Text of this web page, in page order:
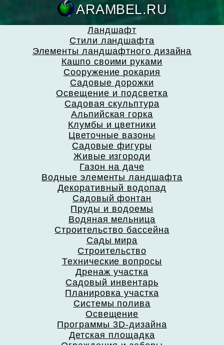
Ландшафт
Стили ландшафта
Элементы ландшафтного дизайна
Кашпо своими руками
Сооружение рокария
Садовые дорожки
Освещение и подсветка
Садовая скульптура
Альпийская горка
Клумбы и цветники
Цветочные вазоны
Садовые фигуры
Живые изгороди
Газон на даче
Водные элементы ландшафта
Декоративный водопад
Садовый фонтан
Пруды и водоемы
Водяная мельница
Строительство бассейна
Сады мира
Строительство
Технические вопросы
Дренаж участка
Садовый инвентарь
Планировка участка
Системы полива
Освещение
Программы 3D-дизайна
Детская площадка